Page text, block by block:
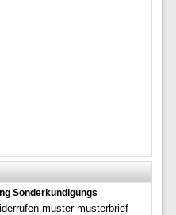
Sonderkundigungs
muster musterbrief